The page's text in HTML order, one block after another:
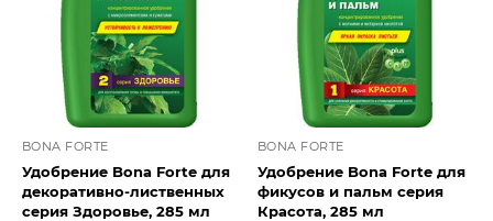
BONA FORTE
Удобрение Bona Forte для
декоративно-лиственных
серия Здоровье, 285 мл
BONA FORTE
Удобрение Bona Forte для
фикусов и пальм серия
Красота, 285 мл